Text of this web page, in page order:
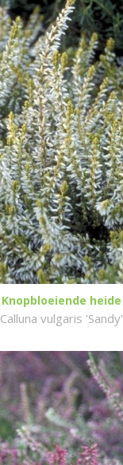
Knopbloeiende heide
Calluna vulgaris 'Sandy'